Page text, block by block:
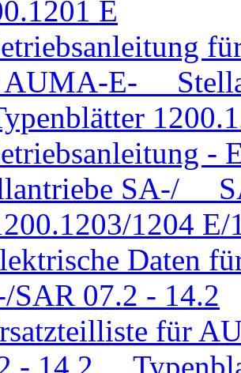
E
E-
SA-/
1204 E/
Daten
SAR 07.2 - 14.2
für
- 14.2